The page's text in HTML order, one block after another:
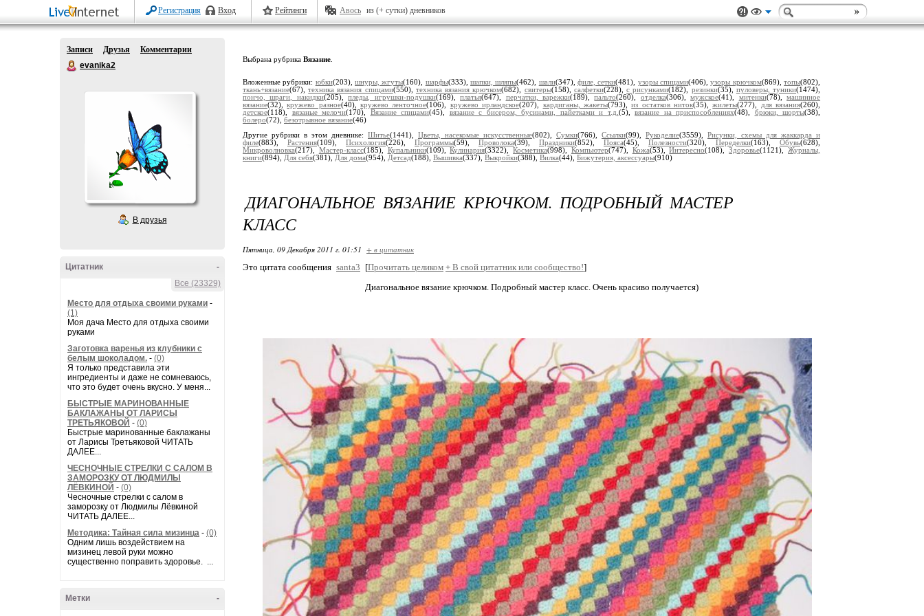
Регистрация Вход Рейтинги Авось из (+ сутки) дневников
Записи Друзья
Комментарии
evanika2
В друзья
-
Цитатник
Все (23329)
Место для отдыха своими руками -
(1)
Моя дача Место для отдыха своими
руками
Заготовка варенья из клубники с
белым шоколадом. - (0)
Я только представила эти
ингредиенты и даже не сомневаюсь,
что это будет очень вкусно. У меня...
БЫСТРЫЕ МАРИНОВАННЫЕ
БАКЛАЖАНЫ ОТ ЛАРИСЫ
ТРЕТЬЯКОВОЙ - (0)
Быстрые маринованные баклажаны
от Ларисы Третьяковой ЧИТАТЬ
ДАЛЕЕ...
ЧЕСНОЧНЫЕ СТРЕЛКИ С САЛОМ В
ЗАМОРОЗКУ ОТ ЛЮДМИЛЫ
ЛЁВКИНОЙ - (0)
Чесночные стрелки с салом в
заморозку от Людмилы Лёвкиной
ЧИТАТЬ ДАЛЕЕ...
Методика: Тайная сила мизинца - (0)
Одним лишь воздействием на
мизинец левой руки можно
существенно поправить здоровье. ...
-
Метки
Выбрана рубрика Вязание
Вложенные рубрики: юбки(203),шнуры, жгуты(160), шарфы(333),шапки, шляпы(462), шали(347),филе, сетки(481), узоры спицами(406),узоры крючком(869),топы(802),
ткань+вязание(67),техника вязания спицами(550), техника вязания крючком(682), свитеры(158), салфетки(228),с рисунками(182), резинки(35), пуловеры, туники(1474),
пончо, шраги, накидки(205),пледы, игрушки-подушки(169),платья(647), перчатки, варежки(189),пальто(260), отделка(306),мужское(41), митенки(78),машинное
вязание(32),кружево разное(40),кружево ленточное(106), кружево ирландское(207), кардиганы, жакеты(793),из остатков ниток(35),жилеты(277), для вязания(260),
детское(118), вязаные мелочи(170), Вязание спицами(45), вязание с бисером, бусинами, пайетками и т.д. (5), вязание на приспособлениях(48), брюки, шорты(38),
болеро(72), безотрывное вязание(46)
Другие рубрики в этом дневнике: Шитье(1441), Цветы, насекомые искусственные(802), Сумки(766), Ссылки(99), Рукоделие(3559), Рисунки, схемы для жаккарда и
филе(883), Растения(109), Психология(226), Программы(59), Проволока(39), Праздники(852), Пояса(45), Полезности(320), Переделки(163), Обувь(628),
Микроволновка(217), Мастер-класс(185), Купальники(109),Кулинария(3322),Косметика(998), Компьютер(747), Кожа(53),Интересно(108),Здоровье(1121),Журналы,
книги(894), Для себя(381), Для дома(954), Детсад(188), Вышивка(337), Выкройки(388), Вилка(44), Бижутерия, аксессуары(910)
ДИАГОНАЛЬНОЕ ВЯЗАНИЕ КРЮЧКОМ. ПОДРОБНЫЙ МАСТЕР
КЛАСС
Пятница, 09 Декабря 2011 г. 01:51 + в цитатник
Это цитата сообщения santa3 [Прочитать целиком + В свой цитатник или сообщество!]
Диагональное вязание крючком. Подробный мастер класс. Очень красиво получается)